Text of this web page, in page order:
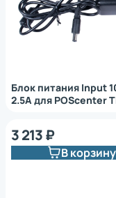
Блок питания Input
2.5A для POScenter
3 213 ₽
В корзину